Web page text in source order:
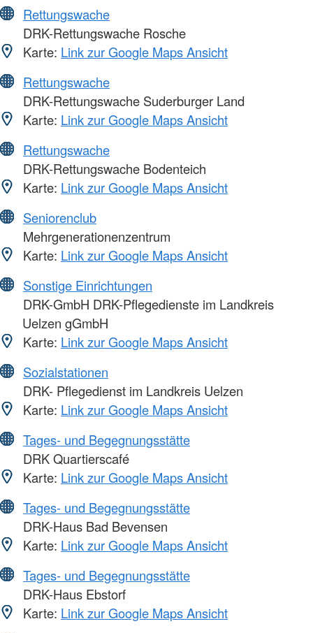
Rettungswache
DRK-Rettungswache Rosche
Karte: Link zur Google Maps Ansicht
Rettungswache
DRK-Rettungswache Suderburger Land
Karte: Link zur Google Maps Ansicht
Rettungswache
DRK-Rettungswache Bodenteich
Karte: Link zur Google Maps Ansicht
Seniorenclub
Mehrgenerationenzentrum
Karte: Link zur Google Maps Ansicht
Sonstige Einrichtungen
DRK-GmbH DRK-Pflegedienste im Landkreis
Uelzen gGmbH
Karte: Link zur Google Maps Ansicht
Sozialstationen
DRK- Pflegedienst im Landkreis Uelzen
Karte: Link zur Google Maps Ansicht
Tages- und Begegnungsstätte
DRK Quartierscafé
Karte: Link zur Google Maps Ansicht
Tages- und Begegnungsstätte
DRK-Haus Bad Bevensen
Karte: Link zur Google Maps Ansicht
Tages- und Begegnungsstätte
DRK-Haus Ebstorf
Karte: Link zur Google Maps Ansicht